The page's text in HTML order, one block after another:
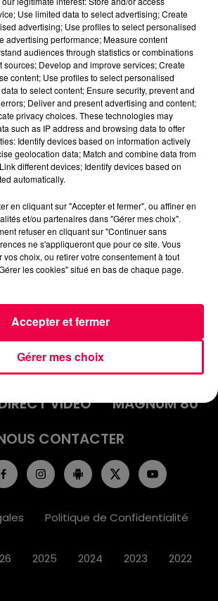
INFOS
JEUX
PODCASTS
VIDÉO
MAGNUM 80
CONTACTER
Politique de Confidentialité
2025 2024 2023 2022
Use limited data to select advertising; Create
advertising; Use profiles to select personalised
advertising performance; Measure content
audiences through statistics or combinations
sources; Develop and improve services; Create
content; Use profiles to select personalised
to select content; Ensure security, prevent and
Deliver and present advertising and content;
privacy choices. These technologies may
such as IP address and browsing data to offer
Identify devices based on information actively
geolocation data; Match and combine data from
different devices; Identify devices based on
automatically.
en cliquant sur "Accepter et fermer", ou affiner en
et/ou partenaires dans "Gérer mes choix".
refuser en cliquant sur "Continuer sans
ne s'appliqueront que pour ce site. Vous
vos choix, ou retirer votre consentement à tout
les cookies" situé en bas de chaque page.
Gérer mes choix
Accepter et fermer